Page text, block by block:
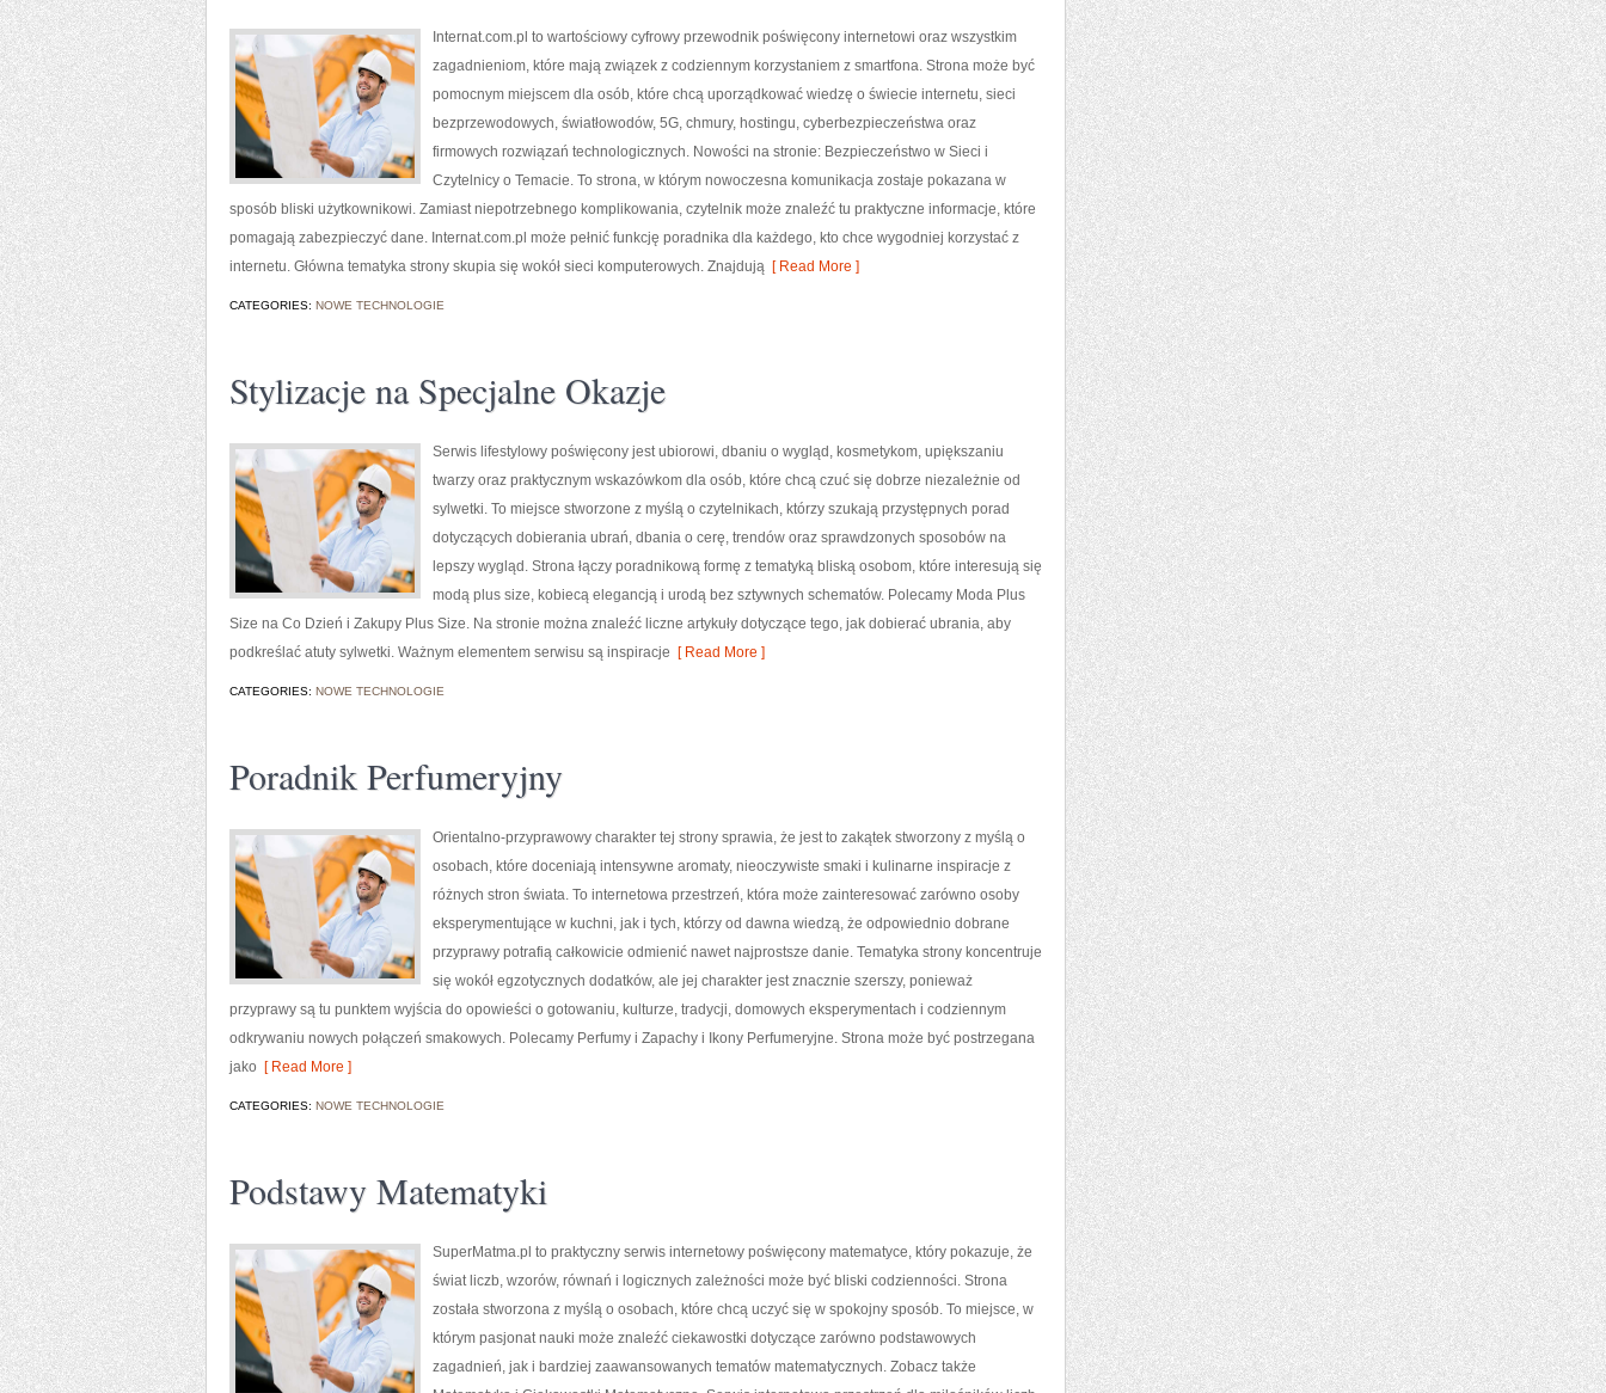
Internat.com.pl to wartościowy cyfrowy przewodnik poświęcony internetowi oraz wszystkim
zagadnieniom, które mają związek z codziennym korzystaniem z smartfona. Strona może być
pomocnym miejscem dla osób, które chcą uporządkować wiedzę o świecie internetu, sieci
bezprzewodowych, światłowodów, 5G, chmury, hostingu, cyberbezpieczeństwa oraz
firmowych rozwiązań technologicznych. Nowości na stronie: Bezpieczeństwo w Sieci i
Czytelnicy o Temacie. To strona, w którym nowoczesna komunikacja zostaje pokazana w
sposób bliski użytkownikowi. Zamiast niepotrzebnego komplikowania, czytelnik może znaleźć tu praktyczne informacje, które
pomagają zabezpieczyć dane. Internat.com.pl może pełnić funkcję poradnika dla każdego, kto chce wygodniej korzystać z
internetu. Główna tematyka strony skupia się wokół sieci komputerowych. Znajdują [ Read More ]
CATEGORIES: NOWE TECHNOLOGIE
Stylizacje na Specjalne Okazje
Serwis lifestylowy poświęcony jest ubiorowi, dbaniu o wygląd, kosmetykom, upiększaniu
twarzy oraz praktycznym wskazówkom dla osób, które chcą czuć się dobrze niezależnie od
sylwetki. To miejsce stworzone z myślą o czytelnikach, którzy szukają przystępnych porad
dotyczących dobierania ubrań, dbania o cerę, trendów oraz sprawdzonych sposobów na
lepszy wygląd. Strona łączy poradnikową formę z tematyką bliską osobom, które interesują się
modą plus size, kobiecą elegancją i urodą bez sztywnych schematów. Polecamy Moda Plus
Size na Co Dzień i Zakupy Plus Size. Na stronie można znaleźć liczne artykuły dotyczące tego, jak dobierać ubrania, aby
podkreślać atuty sylwetki. Ważnym elementem serwisu są inspiracje [ Read More ]
CATEGORIES: NOWE TECHNOLOGIE
Poradnik Perfumeryjny
Orientalno-przyprawowy charakter tej strony sprawia, że jest to zakątek stworzony z myślą o
osobach, które doceniają intensywne aromaty, nieoczywiste smaki i kulinarne inspiracje z
różnych stron świata. To internetowa przestrzeń, która może zainteresować zarówno osoby
eksperymentujące w kuchni, jak i tych, którzy od dawna wiedzą, że odpowiednio dobrane
przyprawy potrafią całkowicie odmienić nawet najprostsze danie. Tematyka strony koncentruje
się wokół egzotycznych dodatków, ale jej charakter jest znacznie szerszy, ponieważ
przyprawy są tu punktem wyjścia do opowieści o gotowaniu, kulturze, tradycji, domowych eksperymentach i codziennym
odkrywaniu nowych połączeń smakowych. Polecamy Perfumy i Zapachy i Ikony Perfumeryjne. Strona może być postrzegana
jako [ Read More ]
CATEGORIES: NOWE TECHNOLOGIE
Podstawy Matematyki
SuperMatma.pl to praktyczny serwis internetowy poświęcony matematyce, który pokazuje, że
świat liczb, wzorów, równań i logicznych zależności może być bliski codzienności. Strona
została stworzona z myślą o osobach, które chcą uczyć się w spokojny sposób. To miejsce, w
którym pasjonat nauki może znaleźć ciekawostki dotyczące zarówno podstawowych
zagadnień, jak i bardziej zaawansowanych tematów matematycznych. Zobacz także